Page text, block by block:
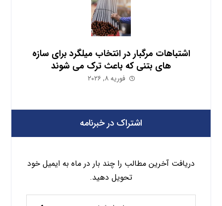
اشتباهات مرگبار در انتخاب میلگرد برای سازه
های بتنی که باعث ترک می شوند
فوریه ۸, ۲۰۲۶
اشتراک در خبرنامه
دریافت آخرین مطالب را چند بار در ماه به ایمیل خود
تحویل دهید.